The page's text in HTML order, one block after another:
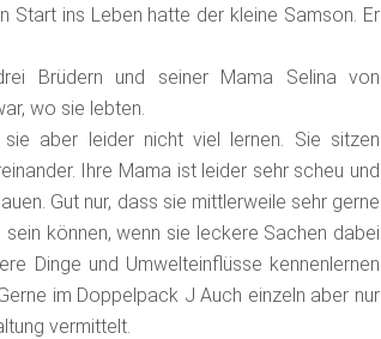
Start ins Leben hatte der kleine Samson. Er
Brüdern und seiner Mama Selina von
wo sie lebten.
aber leider nicht viel lernen. Sie sitzen
Ihre Mama ist leider sehr scheu und
Gut nur, dass sie mittlerweile sehr gerne
können, wenn sie leckere Sachen dabei
Dinge und Umwelteinflüsse kennenlernen
im Doppelpack J Auch einzeln aber nur
vermittelt.